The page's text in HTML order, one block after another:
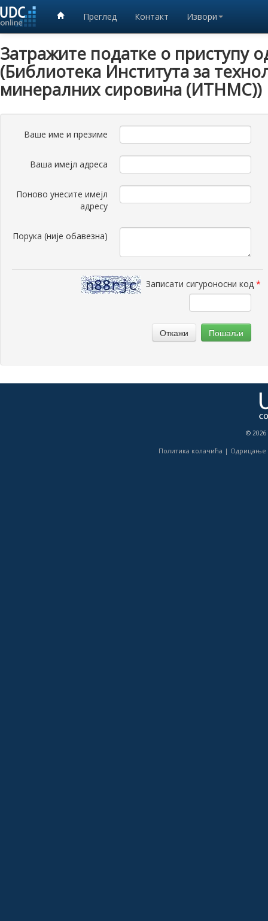
Преглед Контакт Извори
Затражите податке о приступу
(Библиотека Института за
минералних сировина (ИТНМС))
Ваше име и презиме
Ваша имејл адреса
Поново унесите имејл
адресу
Порука (није обавезна)
Записати сигуроносни код *
Откажи Пошаљи
© 2026
Политика колачића | Одрицање